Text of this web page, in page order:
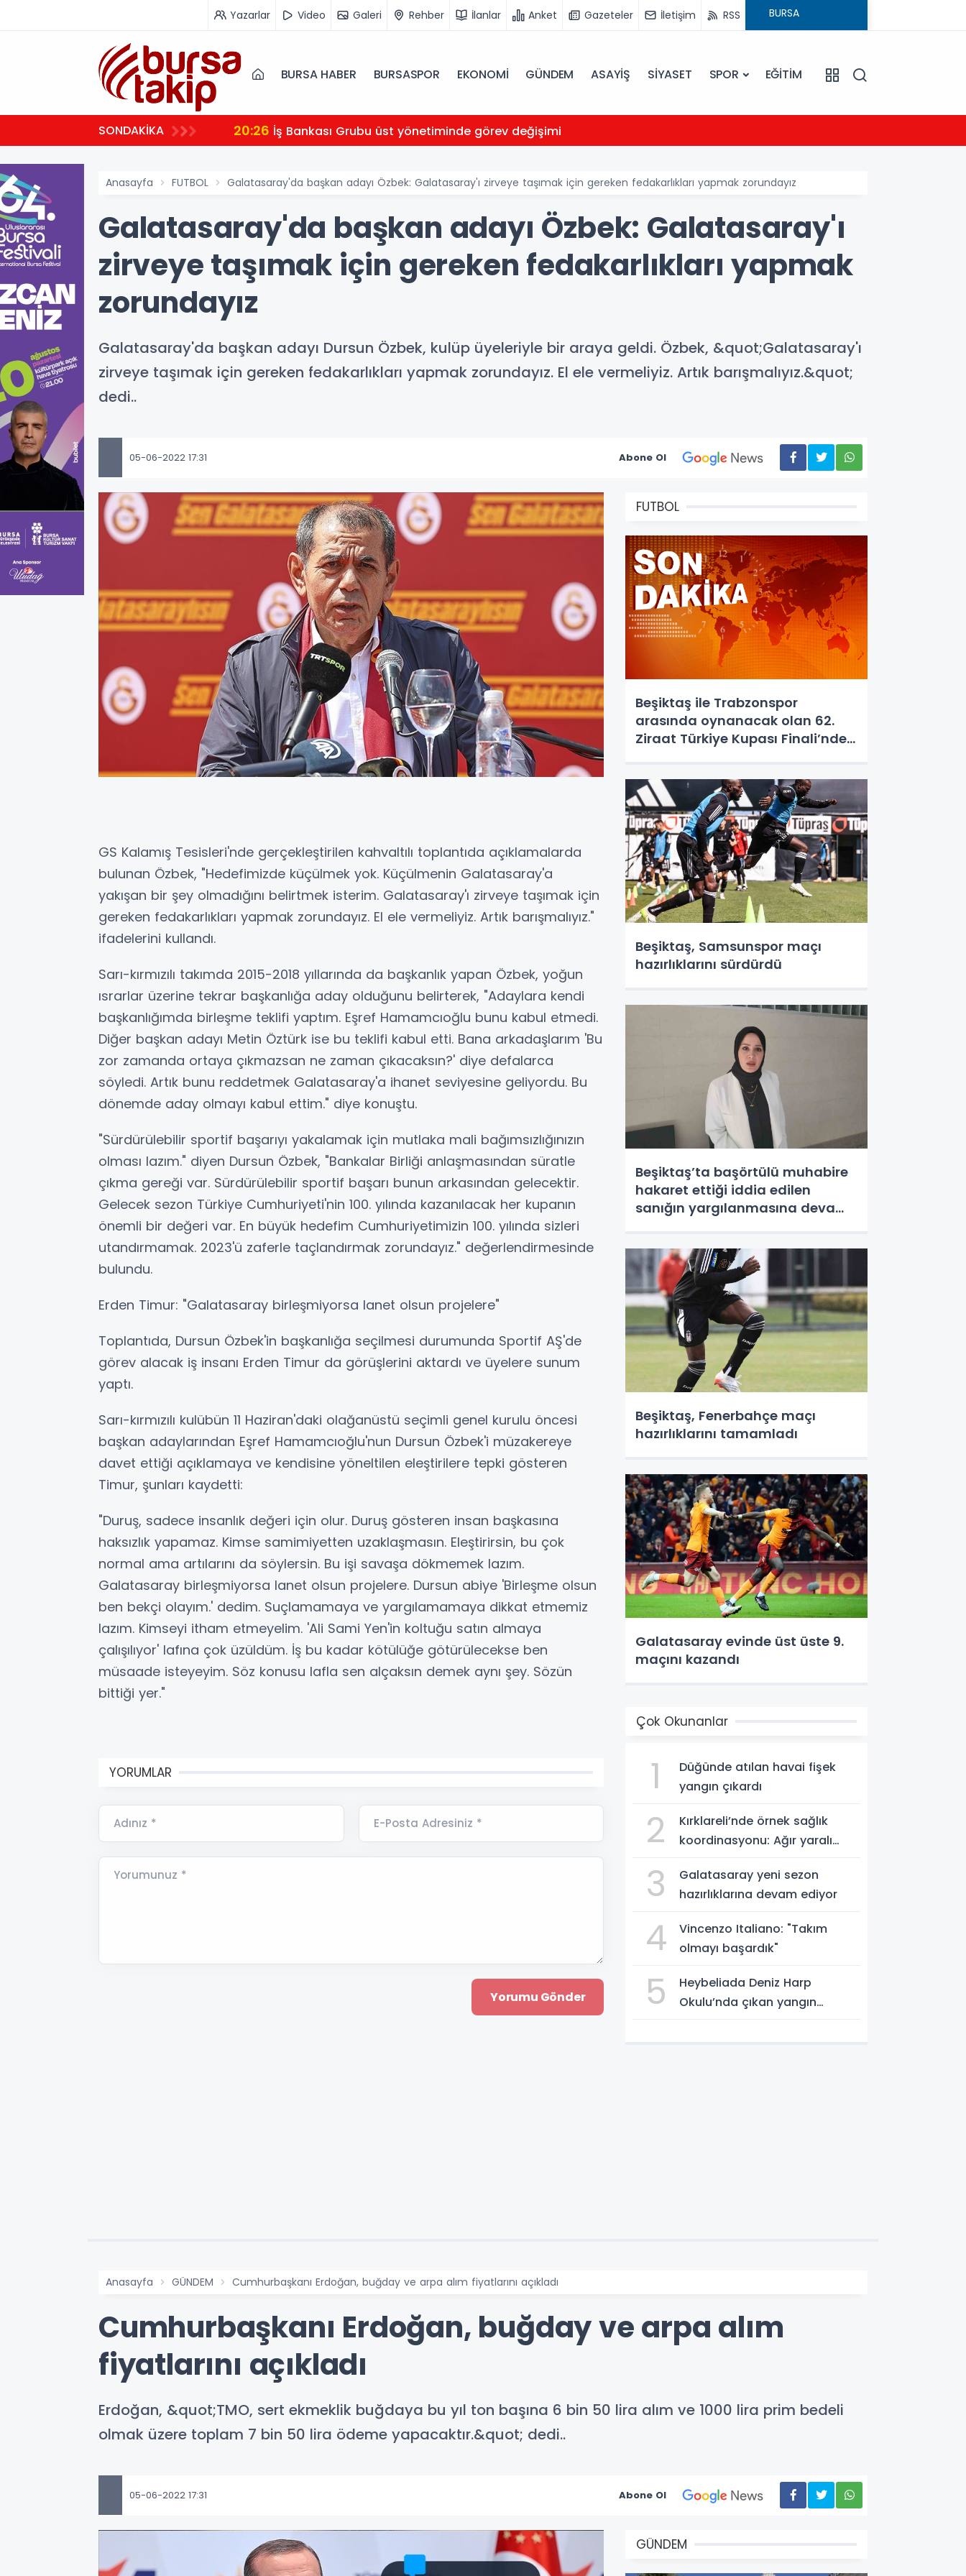
Yazarlar Video Galeri Rehber İlanlar Anket Gazeteler İletişim RSS
BURSA HABER BURSASPOR EKONOMİ GÜNDEM ASAYİŞ SİYASET SPOR EĞİTİM
SONDAKİKA 20:26 İş Bankası Grubu üst yönetiminde görev değişimi
Anasayfa FUTBOL Galatasaray'da başkan adayı Özbek: Galatasaray'ı zirveye taşımak için gereken fedakarlıkları yapmak zorundayız
Galatasaray'da başkan adayı Özbek: Galatasaray'ı
zirveye taşımak için gereken fedakarlıkları yapmak
zorundayız
Galatasaray'da başkan adayı Dursun Özbek, kulüp üyeleriyle bir araya geldi. Özbek, &quot;Galatasaray'ı
zirveye taşımak için gereken fedakarlıkları yapmak zorundayız. El ele vermeliyiz. Artık barışmalıyız.&quot;
dedi..
05-06-2022 17:31 Abone Ol
GS Kalamış Tesisleri'nde gerçekleştirilen kahvaltılı toplantıda açıklamalarda
bulunan Özbek, "Hedefimizde küçülmek yok. Küçülmenin Galatasaray'a
yakışan bir şey olmadığını belirtmek isterim. Galatasaray'ı zirveye taşımak için
gereken fedakarlıkları yapmak zorundayız. El ele vermeliyiz. Artık barışmalıyız."
ifadelerini kullandı.
Sarı-kırmızılı takımda 2015-2018 yıllarında da başkanlık yapan Özbek, yoğun
ısrarlar üzerine tekrar başkanlığa aday olduğunu belirterek, "Adaylara kendi
başkanlığımda birleşme teklifi yaptım. Eşref Hamamcıoğlu bunu kabul etmedi.
Diğer başkan adayı Metin Öztürk ise bu teklifi kabul etti. Bana arkadaşlarım 'Bu
zor zamanda ortaya çıkmazsan ne zaman çıkacaksın?' diye defalarca
söyledi. Artık bunu reddetmek Galatasaray'a ihanet seviyesine geliyordu. Bu
dönemde aday olmayı kabul ettim." diye konuştu.
"Sürdürülebilir sportif başarıyı yakalamak için mutlaka mali bağımsızlığınızın
olması lazım." diyen Dursun Özbek, "Bankalar Birliği anlaşmasından süratle
çıkma gereği var. Sürdürülebilir sportif başarı bunun arkasından gelecektir.
Gelecek sezon Türkiye Cumhuriyeti'nin 100. yılında kazanılacak her kupanın
önemli bir değeri var. En büyük hedefim Cumhuriyetimizin 100. yılında sizleri
utandırmamak. 2023'ü zaferle taçlandırmak zorundayız." değerlendirmesinde
bulundu.
Erden Timur: "Galatasaray birleşmiyorsa lanet olsun projelere"
Toplantıda, Dursun Özbek'in başkanlığa seçilmesi durumunda Sportif AŞ'de
görev alacak iş insanı Erden Timur da görüşlerini aktardı ve üyelere sunum
yaptı.
Sarı-kırmızılı kulübün 11 Haziran'daki olağanüstü seçimli genel kurulu öncesi
başkan adaylarından Eşref Hamamcıoğlu'nun Dursun Özbek'i müzakereye
davet ettiği açıklamaya ve kendisine yöneltilen eleştirilere tepki gösteren
Timur, şunları kaydetti:
"Duruş, sadece insanlık değeri için olur. Duruş gösteren insan başkasına
haksızlık yapamaz. Kimse samimiyetten uzaklaşmasın. Eleştirirsin, bu çok
normal ama artılarını da söylersin. Bu işi savaşa dökmemek lazım.
Galatasaray birleşmiyorsa lanet olsun projelere. Dursun abiye 'Birleşme olsun
ben bekçi olayım.' dedim. Suçlamamaya ve yargılamamaya dikkat etmemiz
lazım. Kimseyi itham etmeyelim. 'Ali Sami Yen'in koltuğu satın almaya
çalışılıyor' lafına çok üzüldüm. İş bu kadar kötülüğe götürülecekse ben
müsaade isteyeyim. Söz konusu lafla sen alçaksın demek aynı şey. Sözün
bittiği yer."
YORUMLAR
Adınız * E-Posta Adresiniz *
Yorumunuz *
FUTBOL
Beşiktaş ile Trabzonspor
arasında oynanacak olan 62.
Ziraat Türkiye Kupası Finali’nde
çalacak.
Beşiktaş, Samsunspor maçı
hazırlıklarını sürdürdü
Beşiktaş’ta başörtülü muhabire
hakaret ettiği iddia edilen
sanığın yargılanmasına devam
Beşiktaş, Fenerbahçe maçı
hazırlıklarını tamamladı
Galatasaray evinde üst üste 9.
maçını kazandı
Çok Okunanlar
1
Düğünde atılan havai fişek
yangın çıkardı
2
Kırklareli’nde örnek sağlık
koordinasyonu: Ağır yaralı
Ankara’ya sevk edildi
3
Galatasaray yeni sezon
hazırlıklarına devam ediyor
4
Vincenzo Italiano: "Takım
olmayı başardık"
5
Heybeliada Deniz Harp
Okulu’nda çıkan yangın
Anasayfa GÜNDEM Cumhurbaşkanı Erdoğan, buğday ve arpa alım fiyatlarını açıkladı
Cumhurbaşkanı Erdoğan, buğday ve arpa alım
fiyatlarını açıkladı
Erdoğan, &quot;TMO, sert ekmeklik buğdaya bu yıl ton başına 6 bin 50 lira alım ve 1000 lira prim bedeli
olmak üzere toplam 7 bin 50 lira ödeme yapacaktır.&quot; dedi..
05-06-2022 17:31 Abone Ol
GÜNDEM